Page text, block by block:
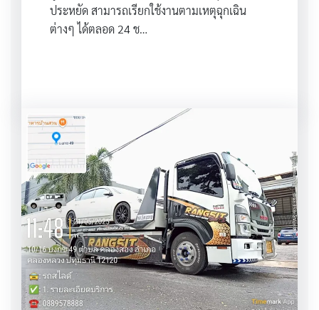
ประหยัด สามารถเรียกใช้งานตามเหตุฉุกเฉิน
ต่างๆ ได้ตลอด 24 ช…